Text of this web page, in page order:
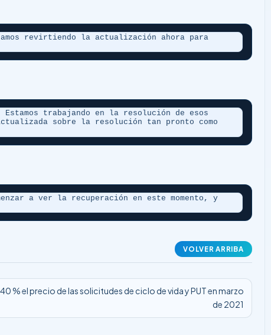
revirtiendo la actualización ahora para
trabajando en la resolución de esos
sobre la resolución tan pronto como
a ver la recuperación en este momento, y
VOLVER ARRIBA
% el precio de las solicitudes de ciclo de vida y PUT en marzo
de 2021